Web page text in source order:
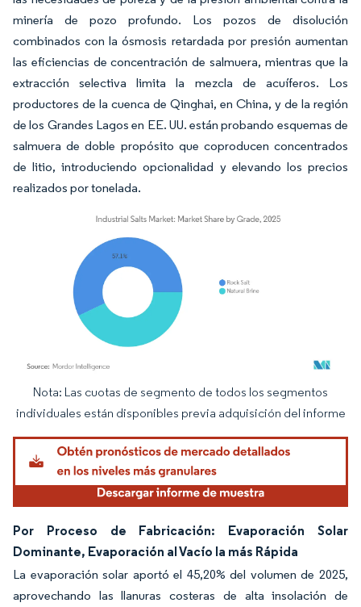
minería de pozo profundo. Los pozos de disolución
combinados con la ósmosis retardada por presión aumentan
las eficiencias de concentración de salmuera, mientras que la
extracción selectiva limita la mezcla de acuíferos. Los
productores de la cuenca de Qinghai, en China, y de la región
de los Grandes Lagos en EE. UU. están probando esquemas de
salmuera de doble propósito que coproducen concentrados
de litio, introduciendo opcionalidad y elevando los precios
realizados por tonelada.
Imagen © Mordor Intelligence. El uso requiere atribución según CC BY 4.0.
Nota: Las cuotas de segmento de todos los segmentos
individuales están disponibles previa adquisición del informe
Por Proceso de Fabricación: Evaporación Solar
Dominante, Evaporación al Vacío la más Rápida
La evaporación solar aportó el 45,20% del volumen de 2025,
aprovechando las llanuras costeras de alta insolación de